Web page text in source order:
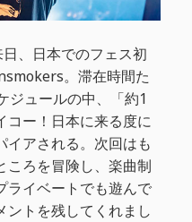
、日本でのフェス初
。滞在時間た
ジュールの中、「約1
コー！日本に来る度に
イアされる。次回はも
ころを冒険し、楽曲制
ライベートでも遊んで
ントを残してくれまし